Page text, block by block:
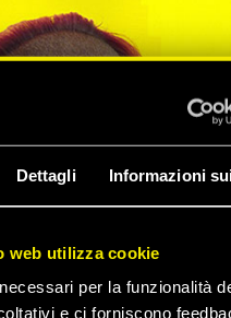
Dettagli Informazioni
web utilizza cookie
per la funzionalità
e ci forniscono